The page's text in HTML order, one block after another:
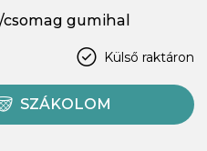
gumihal
Külső raktáron
SZÁKOLOM